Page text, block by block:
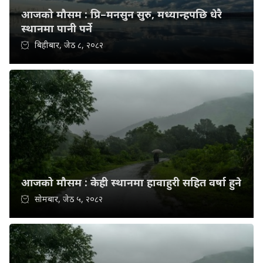
आजको मौसम : प्रि–मनसुन सुरु, मध्यान्हपछि धेरै
स्थानमा पानी पर्ने
बिहीबार, जेठ ८, २०८२
आजको मौसम : केही स्थानमा हावाहुरी सहित वर्षा हुने
सोमबार, जेठ ५, २०८२